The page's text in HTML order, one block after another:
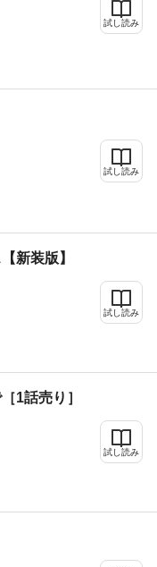
試し読み
試し読み
新装版】
試し読み
1話売り］
試し読み